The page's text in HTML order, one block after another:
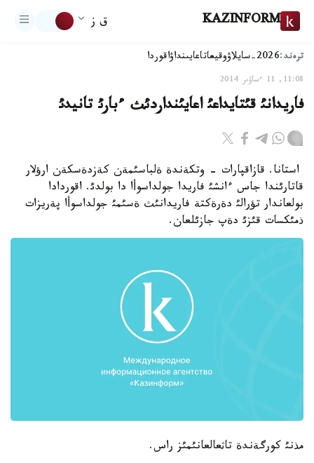
KAZINFORM ق ز
ترەند:2026-سايلاۋ وقيعاتاعايىنداۋاقوردا
11:08, 11 ءساۋىر 2014
فاريدانئ قئتايداعئ اعايئنداردئث ءبارئ تانيدئ
استانا. قازاقپارات - وتكةندة ةلباسئمةن كةزدةسكةن ارؤلار
قاتارئندا جاس ءانشئ فاريدا جولداسوأا دا بولدئ. اقوردادا
بولعاندار تؤرالئ دةرةكتة فاريدانئث ةسئمئ جولداسوأا پةريزات
ذمئكسات قئزئ دةپ جازئلعان.
مذنئ كورگةندة تاثعالعانئمئز راس.